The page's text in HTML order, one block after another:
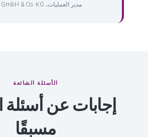
مدير العمليات، KDS GmbH & Co. KG
الأسئلة الشائعة
إجابات عن أسئلة
مسبقًا